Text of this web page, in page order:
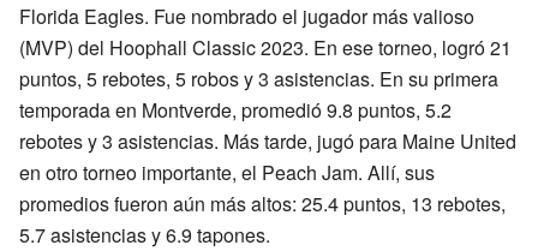
Florida Eagles. Fue nombrado el jugador más valioso
(MVP) del Hoophall Classic 2023. En ese torneo, logró 21
puntos, 5 rebotes, 5 robos y 3 asistencias. En su primera
temporada en Montverde, promedió 9.8 puntos, 5.2
rebotes y 3 asistencias. Más tarde, jugó para Maine United
en otro torneo importante, el Peach Jam. Allí, sus
promedios fueron aún más altos: 25.4 puntos, 13 rebotes,
5.7 asistencias y 6.9 tapones.